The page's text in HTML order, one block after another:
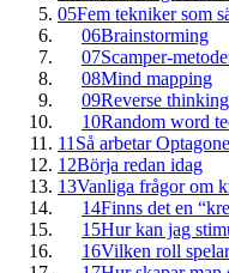
05Fem tekniker som
06Brainstorming
07Scamper-
08Mind mapping
09Reverse thinking
10Random word
11 Så arbetar
12Börja redan idag
13Vanliga frågor om
14Finns det en
15Hur kan jag
16Vilken roll